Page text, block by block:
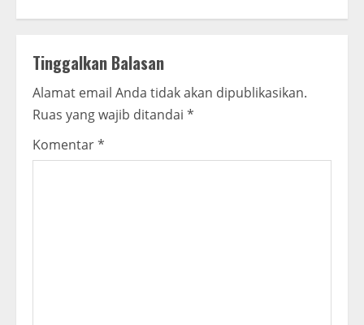
u
e
R
e
Tinggalkan Balasan
Alamat email Anda tidak akan dipublikasikan.
Ruas yang wajib ditandai *
Komentar*